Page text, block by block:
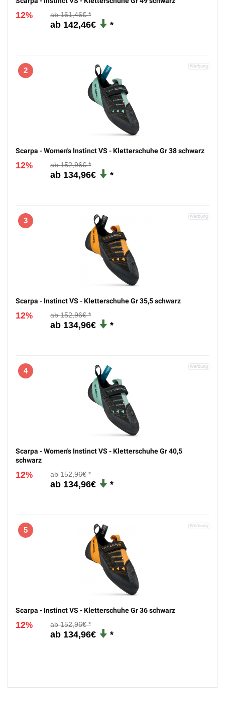
12% 161,46€
142,46€
2
Scarpa - Women's Instinct VS - Kletterschuhe Gr 38 schwarz
12% 152,96€
134,96€
3
Scarpa - Instinct VS - Kletterschuhe Gr 35,5 schwarz
12% 152,96€
134,96€
4
Scarpa - Women's Instinct VS - Kletterschuhe Gr 40,5
schwarz
12% 152,96€
134,96€
5
Scarpa - Instinct VS - Kletterschuhe Gr 36 schwarz
12% 152,96€
134,96€